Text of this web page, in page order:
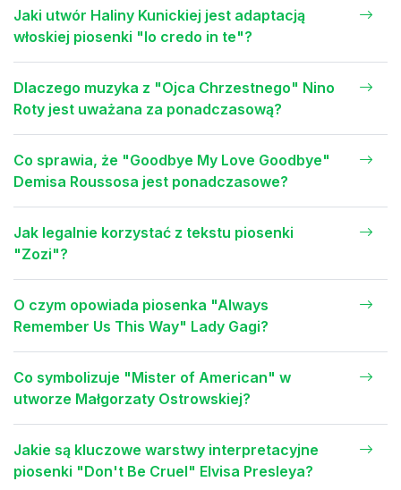
Jaki utwór Haliny Kunickiej jest adaptacją
włoskiej piosenki "Io credo in te"?
Dlaczego muzyka z "Ojca Chrzestnego" Nino
Roty jest uważana za ponadczasową?
Co sprawia, że "Goodbye My Love Goodbye"
Demisa Roussosa jest ponadczasowe?
Jak legalnie korzystać z tekstu piosenki
"Zozi"?
O czym opowiada piosenka "Always
Remember Us This Way" Lady Gagi?
Co symbolizuje "Mister of American" w
utworze Małgorzaty Ostrowskiej?
Jakie są kluczowe warstwy interpretacyjne
piosenki "Don't Be Cruel" Elvisa Presleya?